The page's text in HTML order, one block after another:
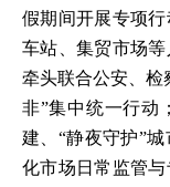
假期间开展专项
车站、集贸市场
牵头联合公安、检
非”集中统一行动
建、“静夜守护”
化市场日常监管